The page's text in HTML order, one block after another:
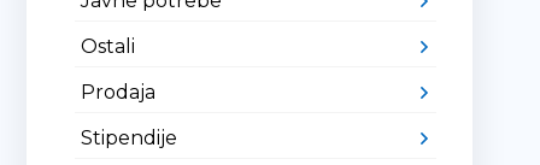
Ostali
Prodaja
Stipendije